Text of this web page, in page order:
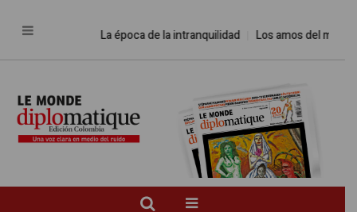
La época de la intranquilidad Los amos del mundo